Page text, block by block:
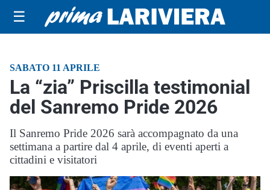
☰
SABATO 11 APRILE
La “zia” Priscilla testimonial
del Sanremo Pride 2026
Il Sanremo Pride 2026 sarà accompagnato da una
settimana a partire dal 4 aprile, di eventi aperti a
cittadini e visitatori